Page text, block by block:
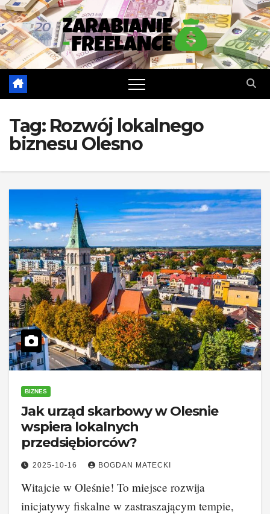
Skip
to
content
Tag: Rozwój lokalnego
biznesu Olesno
BIZNES
Jak urząd skarbowy w Olesnie
wspiera lokalnych
przedsiębiorców?
2025-10-16 BOGDAN MATECKI
Witajcie w Oleśnie! To miejsce rozwija
inicjatywy fiskalne w zastraszającym tempie,